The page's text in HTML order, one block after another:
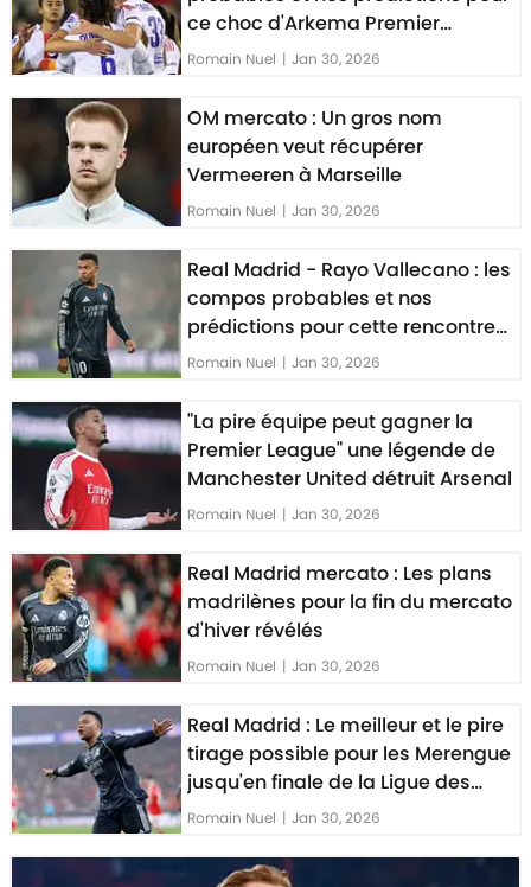
ce choc d'Arkema Premier
League
Romain Nuel | Jan 30, 2026
OM mercato : Un gros nom
européen veut récupérer
Vermeeren à Marseille
Romain Nuel | Jan 30, 2026
Real Madrid - Rayo Vallecano : les
compos probables et nos
prédictions pour cette rencontre
de la Liga
Romain Nuel | Jan 30, 2026
"La pire équipe peut gagner la
Premier League" une légende de
Manchester United détruit Arsenal
Romain Nuel | Jan 30, 2026
Real Madrid mercato : Les plans
madrilènes pour la fin du mercato
d'hiver révélés
Romain Nuel | Jan 30, 2026
Real Madrid : Le meilleur et le pire
tirage possible pour les Merengue
jusqu'en finale de la Ligue des
Champions
Romain Nuel | Jan 30, 2026